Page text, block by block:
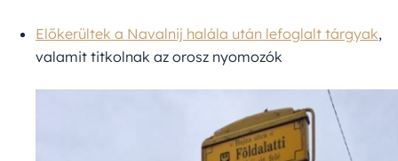
Előkerültek a Navalnij halála után lefoglalt tárgyak,
valamit titkolnak az orosz nyomozók